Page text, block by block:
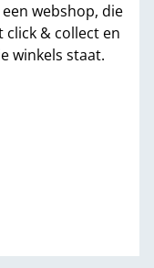
webshop, die
& collect en
winkels staat.